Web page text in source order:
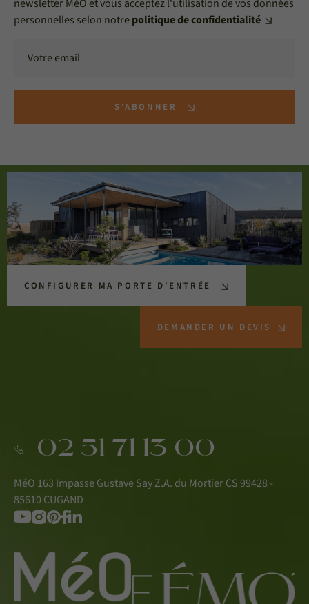
newsletter MéO et vous acceptez l'utilisation de vos données
personnelles selon notrepolitique de confidentialité
S'ABONNER
CONFIGURER MA PORTE D'ENTRÉE
DEMANDER UN DEVIS
02 51 71 13 00
MéO 163 Impasse Gustave Say Z.A. du Mortier CS 99428 -
85610 CUGAND